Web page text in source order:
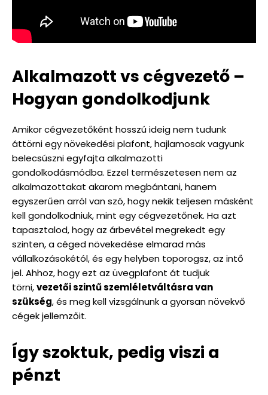
Alkalmazott vs cégvezető –
Hogyan gondolkodjunk
Amikor cégvezetőként hosszú ideig nem tudunk
áttörni egy növekedési plafont, hajlamosak vagyunk
belecsúszni egyfajta alkalmazotti
gondolkodásmódba. Ezzel természetesen nem az
alkalmazottakat akarom megbántani, hanem
egyszerűen arról van szó, hogy nekik teljesen másként
kell gondolkodniuk, mint egy cégvezetőnek. Ha azt
tapasztalod, hogy az árbevétel megrekedt egy
szinten, a céged növekedése elmarad más
vállalkozásokétól, és egy helyben toporogsz, az intő
jel. Ahhoz, hogy ezt az üvegplafont át tudjuk
törni,vezetői szintű szemléletváltásra van
szükség, és meg kell vizsgálnunk a gyorsan növekvő
cégek jellemzőit.
Így szoktuk, pedig viszi a
pénzt